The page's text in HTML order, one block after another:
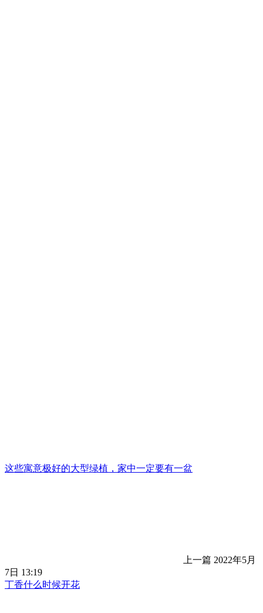
这些寓意极好的大型绿植，家中一定要有一盆
上一篇 2022年5月
7日 13:19
丁香什么时候开花